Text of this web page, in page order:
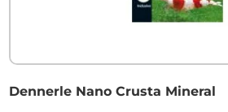
Dennerle Nano Crusta Mineral